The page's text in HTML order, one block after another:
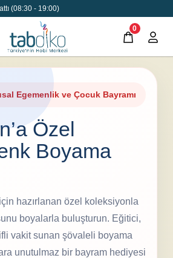
(08:30 - 19:00)
0
Egemenlik ve Çocuk Bayramı
Özel
Boyama
hazırlanan özel koleksiyonla
boyalarla buluşturun. Eğitici,
vakit sunan şövaleli boyama
unutulmaz bir bayram hediyesi